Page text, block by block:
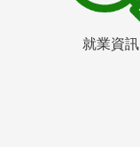
就業資訊